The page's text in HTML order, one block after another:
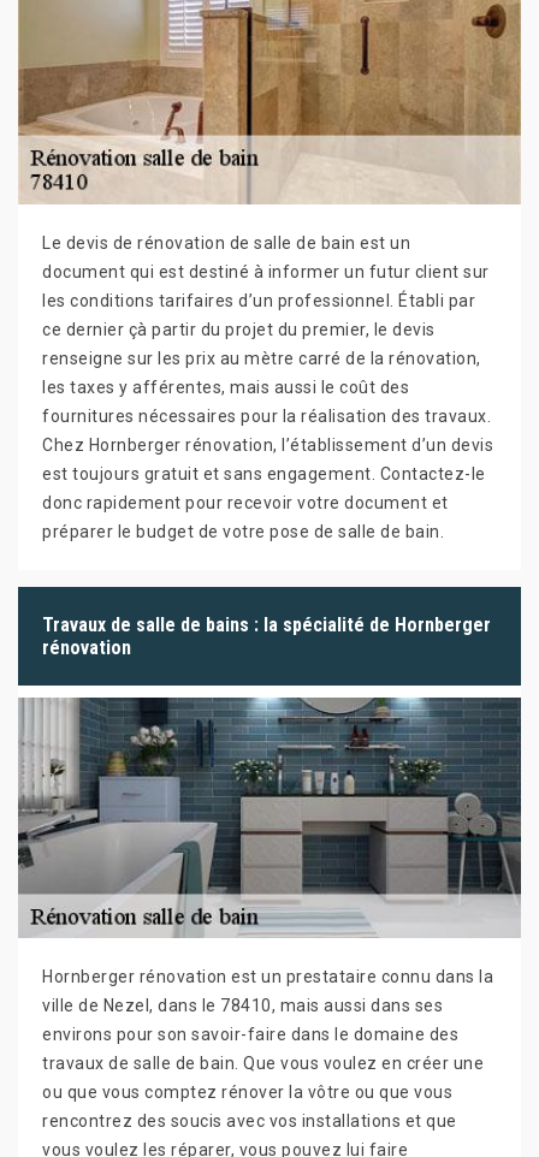
Le devis de rénovation de salle de bain est un
document qui est destiné à informer un futur client sur
les conditions tarifaires d’un professionnel. Établi par
ce dernier çà partir du projet du premier, le devis
renseigne sur les prix au mètre carré de la rénovation,
les taxes y afférentes, mais aussi le coût des
fournitures nécessaires pour la réalisation des travaux.
Chez Hornberger rénovation, l’établissement d’un devis
est toujours gratuit et sans engagement. Contactez-le
donc rapidement pour recevoir votre document et
préparer le budget de votre pose de salle de bain.
Travaux de salle de bains : la spécialité de Hornberger
rénovation
Hornberger rénovation est un prestataire connu dans la
ville de Nezel, dans le 78410, mais aussi dans ses
environs pour son savoir-faire dans le domaine des
travaux de salle de bain. Que vous voulez en créer une
ou que vous comptez rénover la vôtre ou que vous
rencontrez des soucis avec vos installations et que
vous voulez les réparer, vous pouvez lui faire